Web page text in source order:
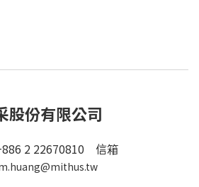
股份有限公司
2 22670810 信箱